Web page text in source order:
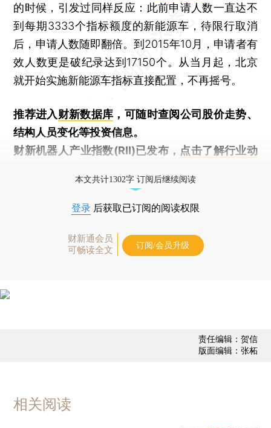
的时候，引发过同样反应：此前申请人数一直达不
到每期3333个指标额度的新能源车，待限行取消
后，申请人数随即翻倍。到2015年10月，申请者有
效人数更是破纪录达到17150个。从当月起，北京
就开始实施新能源车指标直接配置，不再摇号。
推荐进入财新数据库 ，可随时查阅公司股价走势、
结构人员变化等投资信息。
财新机器人产业指数(RII)已发布， 点击了解行业动
本文共计1302字 订阅后继续阅读
登录 后获取已订阅的阅读权限
财新通会员
可畅读全文
订阅/会员升级
责任编辑：贺信
版面编辑：张柘
相关阅读